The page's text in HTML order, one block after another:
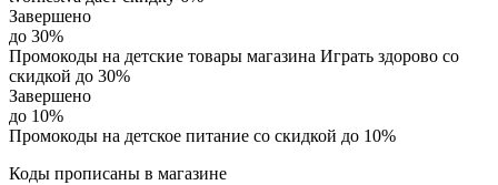
Завершено
до 30%
Промокоды на детские товары магазина Играть здорово со
скидкой до 30%
Завершено
до 10%
Промокоды на детское питание со скидкой до 10%
Коды прописаны в магазине